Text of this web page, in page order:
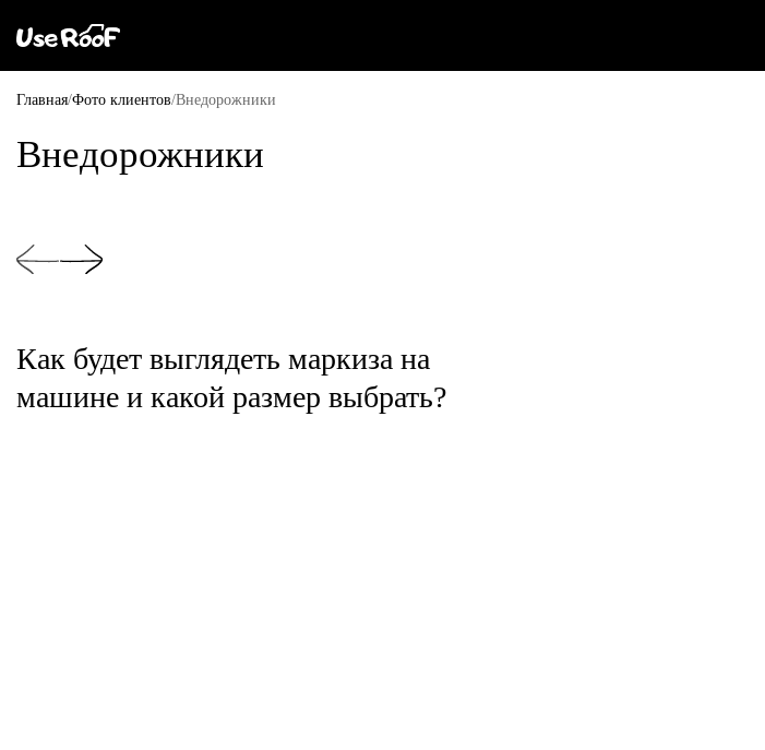
Главная Фото клиентов Внедорожники
Внедорожники
Как будет выглядеть маркиза на
машине и какой размер выбрать?